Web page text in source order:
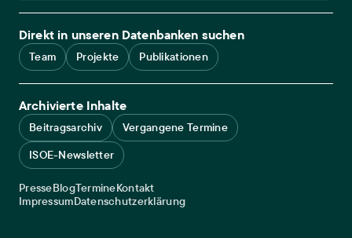
Direkt in unseren Datenbanken suchen
Team Projekte Publikationen
Archivierte Inhalte
Beitragsarchiv
Vergangene Termine
ISOE-Newsletter
Service navigation
PresseBlogTermineKontakt
Legal navigation
ImpressumDatenschutzerklärung